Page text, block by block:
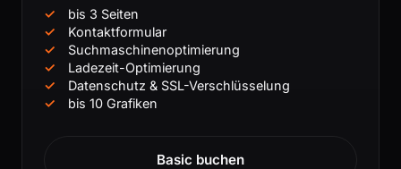
bis 3 Seiten
Kontaktformular
Suchmaschinenoptimierung
Ladezeit-Optimierung
Datenschutz & SSL-Verschlüsselung
bis 10 Grafiken
Basic buchen